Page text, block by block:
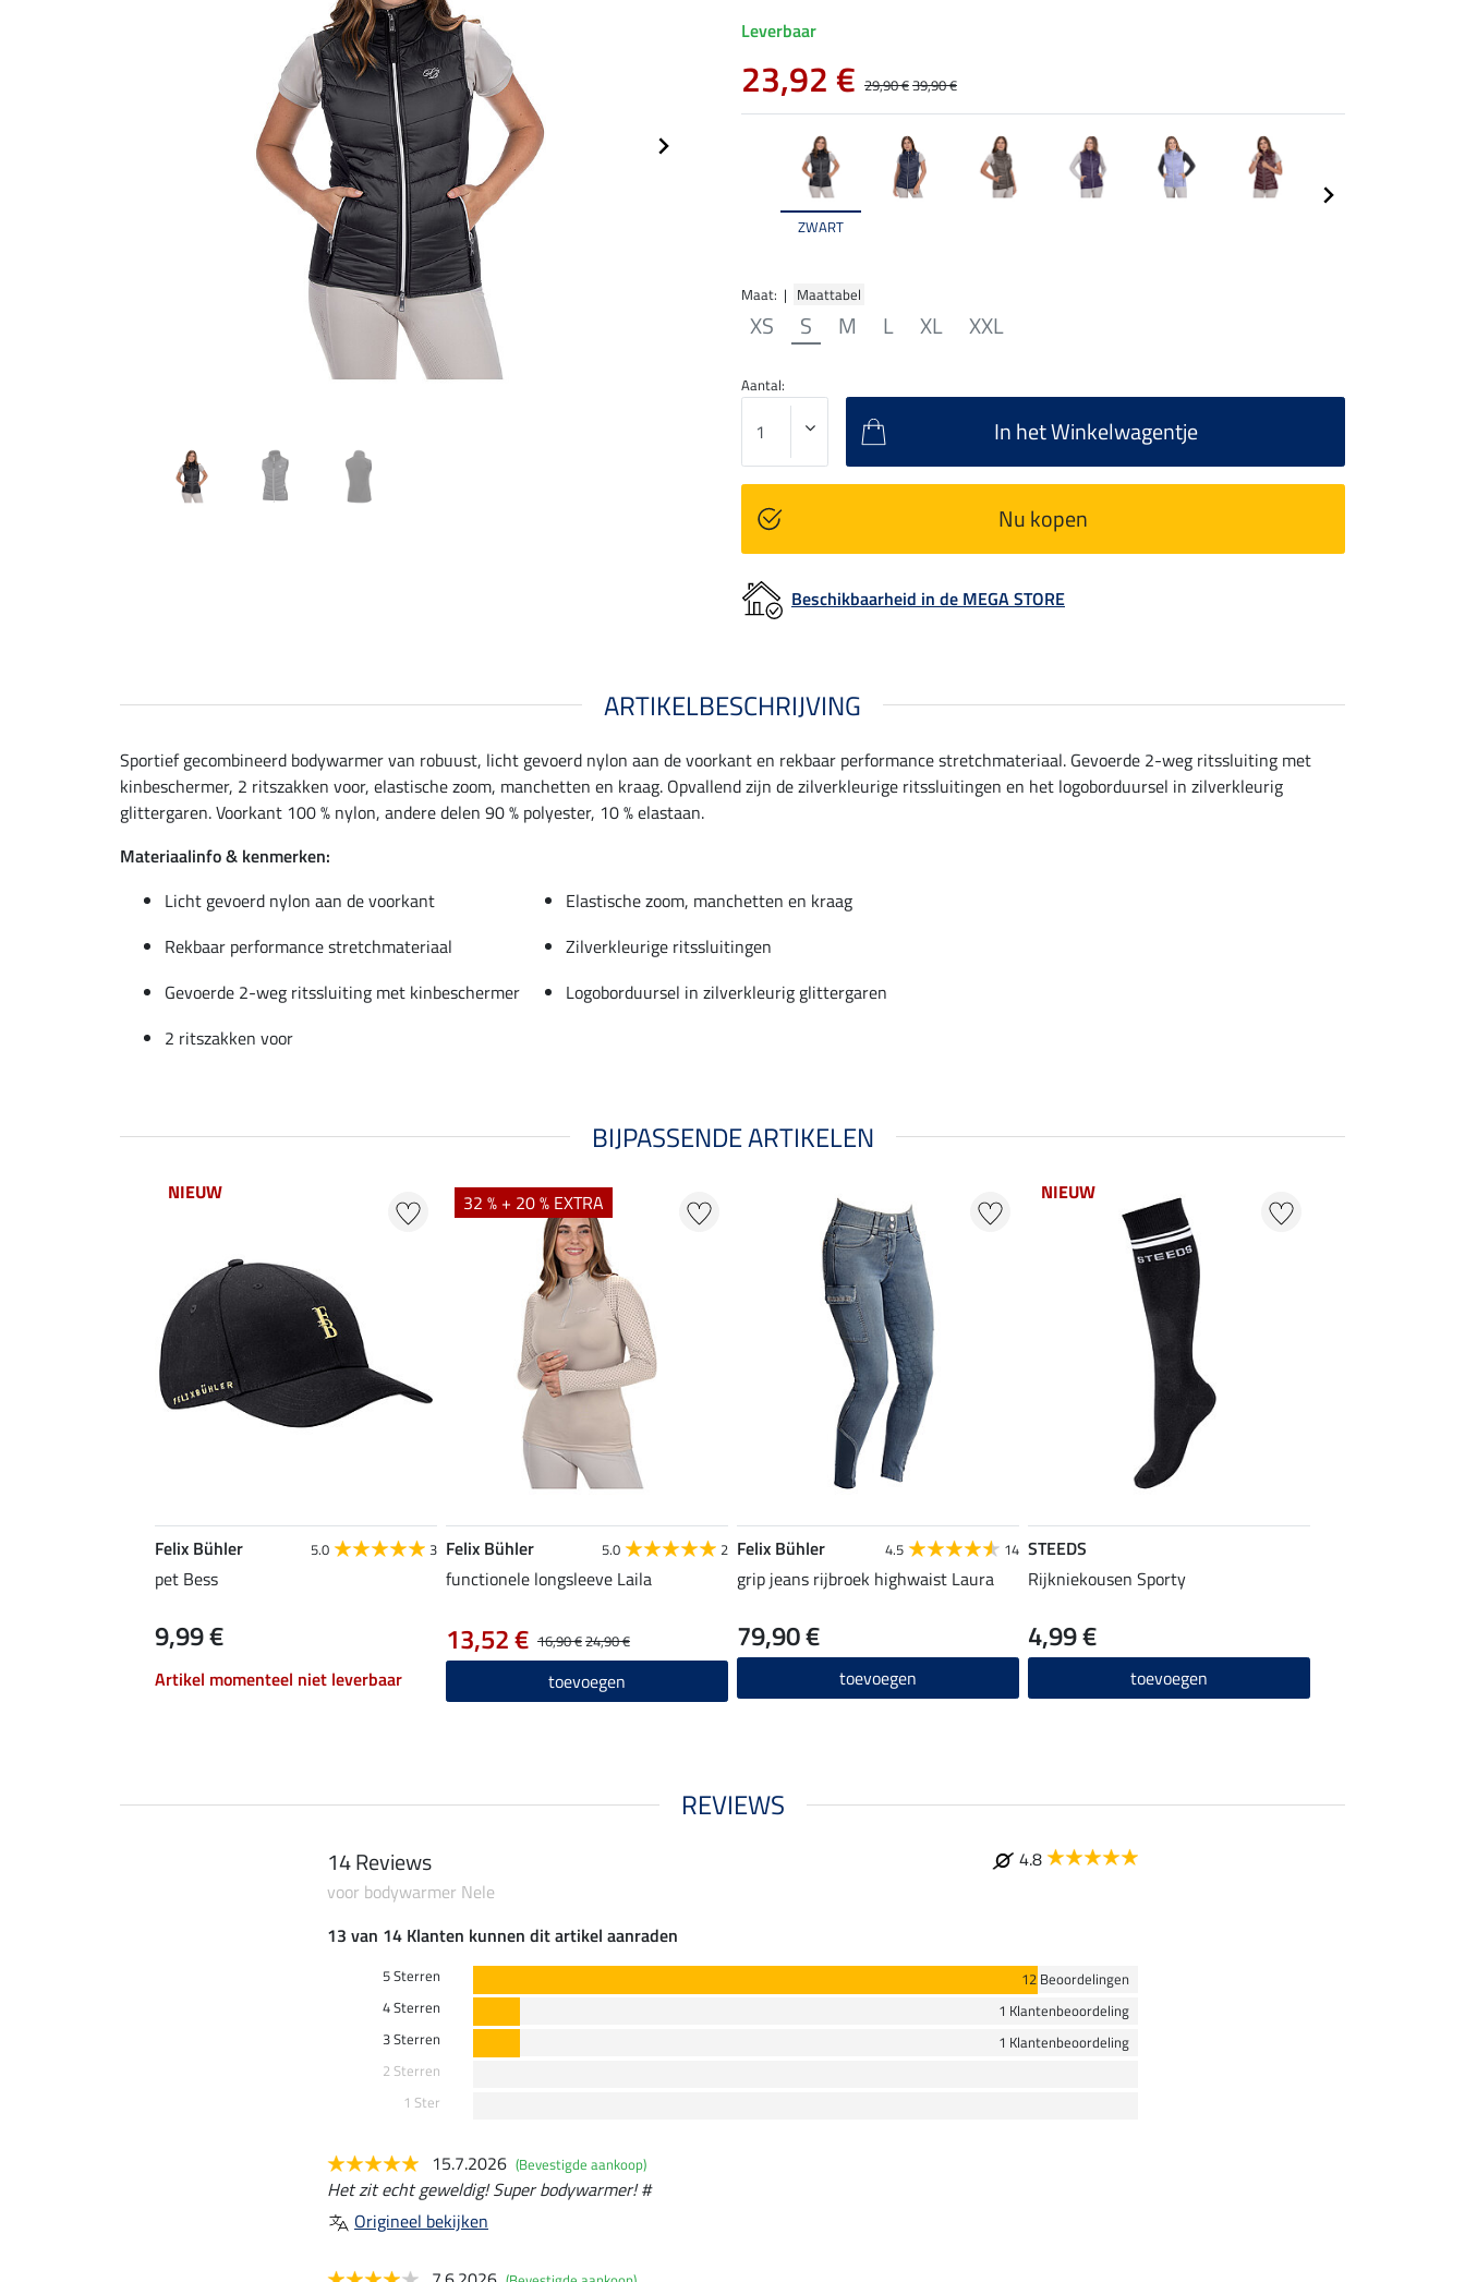
ZWART
Maat: | Maattabel
XS S M L XL XXL
Leverbaar
23,92 € 29,90 €39,90 €
Aantal:
In het Winkelwagentje
Nu kopen
Beschikbaarheid in de MEGA STORE
ARTIKELBESCHRIJVING
Sportief gecombineerd bodywarmer van robuust, licht gevoerd nylon aan de voorkant en rekbaar performance stretchmateriaal. Gevoerde 2-weg ritssluiting met
kinbeschermer, 2 ritszakken voor, elastische zoom, manchetten en kraag. Opvallend zijn de zilverkleurige ritssluitingen en het logoborduursel in zilverkleurig
glittergaren. Voorkant 100 % nylon, andere delen 90 % polyester, 10 % elastaan.
Materiaalinfo & kenmerken:
Licht gevoerd nylon aan de voorkant
Elastische zoom, manchetten en kraag
Rekbaar performance stretchmateriaal
Zilverkleurige ritssluitingen
Gevoerde 2-weg ritssluiting met kinbeschermer
Logoborduursel in zilverkleurig glittergaren
2 ritszakken voor
BIJPASSENDE ARTIKELEN
NIEUW
Felix Bühler 5.0 3
pet Bess
9,99 €
Artikel momenteel niet leverbaar
32 % + 20 % EXTRA
Felix Bühler 5.0 2
functionele longsleeve Laila
16,90 €24,90 €
13,52 €
toevoegen
Felix Bühler 4.5 14
grip jeans rijbroek highwaist Laura
79,90 €
toevoegen
NIEUW
STEEDS
Rijkniekousen Sporty
4,99 €
toevoegen
REVIEWS
14 Reviews
4.8
voor bodywarmer Nele
13 van 14 Klanten kunnen dit artikel aanraden
5 Sterren
12 Beoordelingen
4 Sterren
1 Klantenbeoordeling
3 Sterren
1 Klantenbeoordeling
2 Sterren
1 Ster
15.7.2026 (Bevestigde aankoop)
Het zit echt geweldig! Super bodywarmer! #
Origineel bekijken